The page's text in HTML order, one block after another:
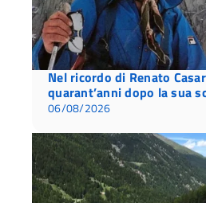
Nel ricordo di Renato
quarant’anni dopo la sua
06/08/2026